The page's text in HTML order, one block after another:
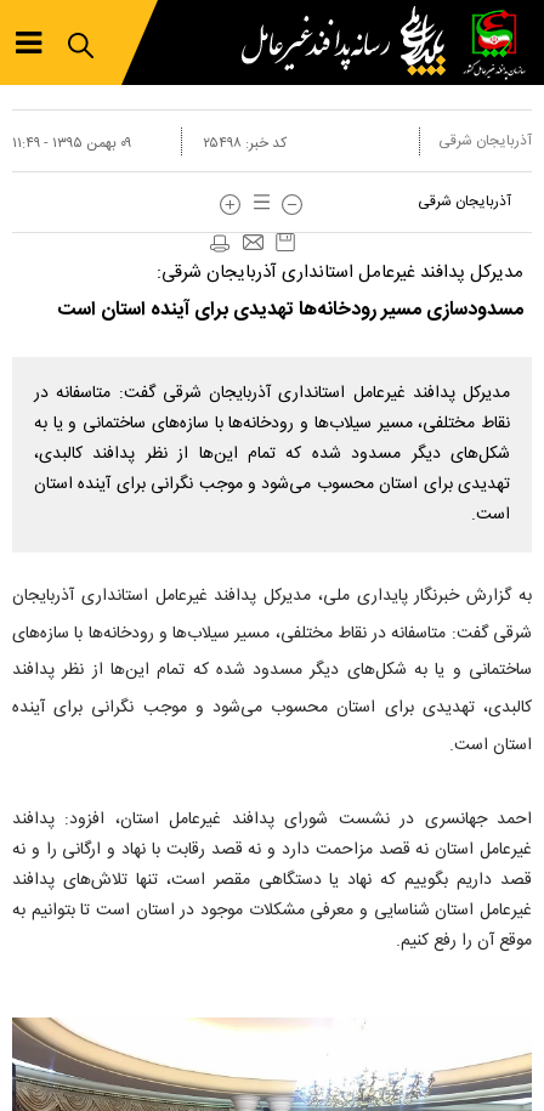
آذربایجان شرقی
آذربایجان شرقی
۰۹ بهمن ۱۳۹۵ - ۱۱:۴۹ کد خبر: ۲۵۴۹۸
مدیرکل پدافند غیرعامل استانداری آذربایجان‌ شرقی:
مسدودسازی مسیر رودخانه‌ها تهدیدی برای آینده استان است
مدیرکل پدافند غیرعامل استانداری آذربایجان‌ شرقی گفت: متاسفانه در
نقاط مختلفی، مسیر سیلاب‌ها و رودخانه‌ها با سازه‌های ساختمانی و یا به
شکل‌های دیگر مسدود شده که تمام این‌ها از نظر پدافند کالبدی،
تهدیدی برای استان محسوب می‌شود و موجب نگرانی برای آینده استان
است.
به گزارش خبرنگار پایداری ملی، مدیرکل پدافند غیرعامل استانداری آذربایجان‌
شرقی گفت: متاسفانه در نقاط مختلفی، مسیر سیلاب‌ها و رودخانه‌ها با سازه‌های
ساختمانی و یا به شکل‌های دیگر مسدود شده که تمام این‌ها از نظر پدافند
کالبدی، تهدیدی برای استان محسوب می‌شود و موجب نگرانی برای آینده
استان است.
احمد جهانسری در نشست شورای پدافند غیرعامل استان، افزود: پدافند
غیرعامل استان نه قصد مزاحمت دارد و نه قصد رقابت با نهاد و ارگانی را و نه
قصد داریم بگوییم که نهاد یا دستگاهی مقصر است، تنها تلاش‌های پدافند
غیرعامل استان شناسایی و معرفی مشکلات موجود در استان است تا بتوانیم به
موقع آن را رفع کنیم.